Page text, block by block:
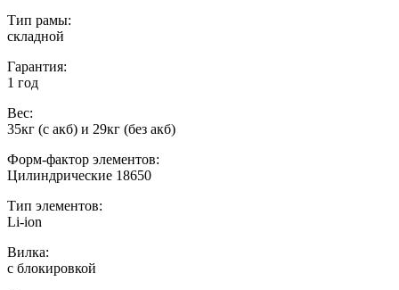
Тип рамы:
складной
Гарантия:
1 год
Вес:
35кг (с акб) и 29кг (без акб)
Форм-фактор элементов:
Цилиндрические 18650
Тип элементов:
Li-ion
Вилка:
с блокировкой